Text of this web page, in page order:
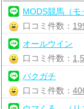
MODS競馬（モ
口コミ件数：
オールウイン
口コミ件数：
バクガチ
口コミ件数：